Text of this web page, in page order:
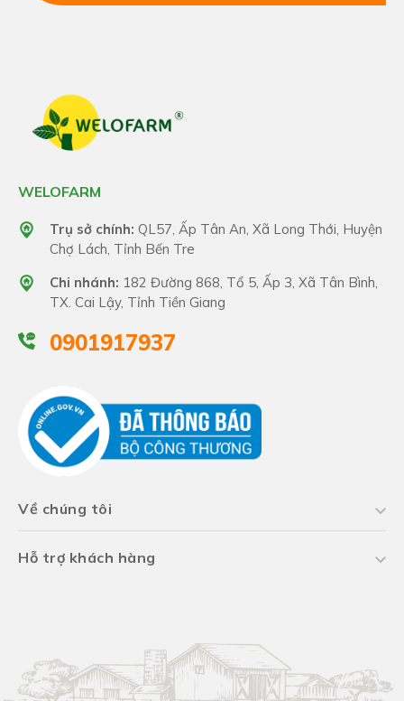
WELOFARM
Trụ sở chính: QL57, Ấp Tân An, Xã Long Thới, Huyện
Chợ Lách, Tỉnh Bến Tre
Chi nhánh: 182 Đường 868, Tổ 5, Ấp 3, Xã Tân Bình,
TX. Cai Lậy, Tỉnh Tiền Giang
0901917937
Về chúng tôi
Hỗ trợ khách hàng